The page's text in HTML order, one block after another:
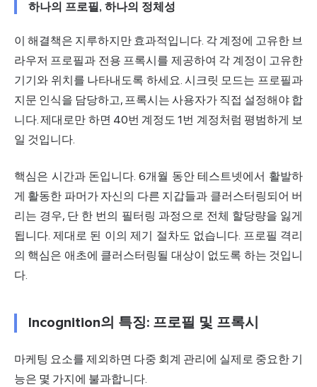
하나의 프로필, 하나의 정체성
이 해결책은 지루하지만 효과적입니다. 각 계정에 고유한 브
라우저 프로필과 전용 프록시를 제공하여 각 계정이 고유한
기기와 위치를 나타내도록 하세요. 시크릿 모드는 프로필과
지문 인식을 담당하고, 프록시는 사용자가 직접 설정해야 합
니다. 제대로만 하면 40번 계정도 1번 계정처럼 평범하게 보
일 것입니다.
핵심은 시간과 돈입니다. 6개월 동안 테스트넷에서 활발하
게 활동한 파머가 자신의 다른 지갑들과 클러스터링되어 버
리는 경우, 단 한 번의 필터링 과정으로 전체 할당량을 잃게
됩니다. 제대로 된 이의 제기 절차도 없습니다. 프로필 격리
의 핵심은 애초에 클러스터링될 대상이 없도록 하는 것입니
다.
Incognition의 특징: 프로필 및 프록시
마케팅 요소를 제외하면 다중 회계 관리에 실제로 중요한 기
능은 몇 가지에 불과합니다.